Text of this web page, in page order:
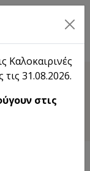
EN
Καλοκαιρινές
31.08.2026.
στις